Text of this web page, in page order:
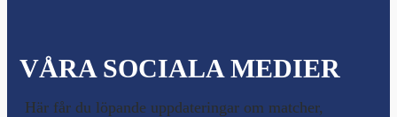
VÅRA SOCIALA MEDIER
Här får du löpande uppdateringar om matcher,